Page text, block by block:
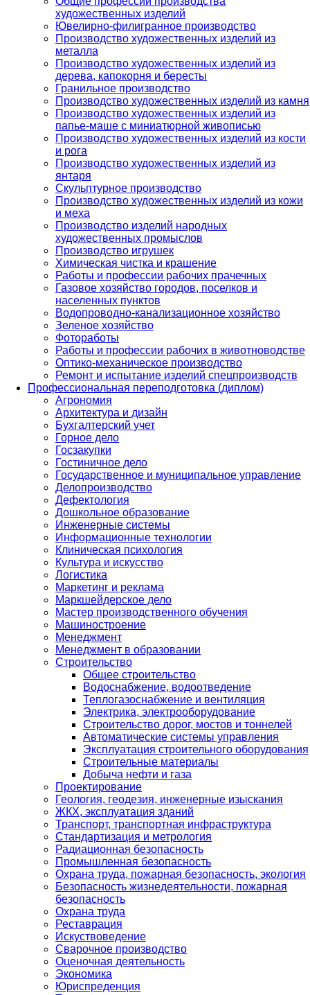
художественных изделий
Ювелирно-филигранное производство
Производство художественных изделий из
металла
Производство художественных изделий из
дерева, капокорня и бересты
Гранильное производство
Производство художественных изделий из камня
Производство художественных изделий из
папье-маше с миниатюрной живописью
Производство художественных изделий из кости
и рога
Производство художественных изделий из
янтаря
Скульптурное производство
Производство художественных изделий из кожи
и меха
Производство изделий народных
художественных промыслов
Производство игрушек
Химическая чистка и крашение
Работы и профессии рабочих прачечных
Газовое хозяйство городов, поселков и
населенных пунктов
Водопроводно-канализационное хозяйство
Зеленое хозяйство
Фотоработы
Работы и профессии рабочих в животноводстве
Оптико-механическое производство
Ремонт и испытание изделий спецпроизводств
Профессиональная переподготовка (диплом)
Агрономия
Архитектура и дизайн
Бухгалтерский учет
Горное дело
Госзакупки
Гостиничное дело
Государственное и муниципальное управление
Делопроизводство
Дефектология
Дошкольное образование
Инженерные системы
Информационные технологии
Клиническая психология
Культура и искусство
Логистика
Маркетинг и реклама
Маркшейдерское дело
Мастер производственного обучения
Машиностроение
Менеджмент
Менеджмент в образовании
Строительство
Общее строительство
Водоснабжение, водоотведение
Теплогазоснабжение и вентиляция
Электрика, электрооборудование
Строительство дорог, мостов и тоннелей
Автоматические системы управления
Эксплуатация строительного оборудования
Строительные материалы
Добыча нефти и газа
Проектирование
Геология, геодезия, инженерные изыскания
ЖКХ, эксплуатация зданий
Транспорт, транспортная инфраструктура
Стандартизация и метрология
Радиационная безопасность
Промышленная безопасность
Охрана труда, пожарная безопасность, экология
Безопасность жизнедеятельности, пожарная
безопасность
Охрана труда
Реставрация
Искуствоведение
Сварочное производство
Оценочная деятельность
Экономика
Юриспреденция